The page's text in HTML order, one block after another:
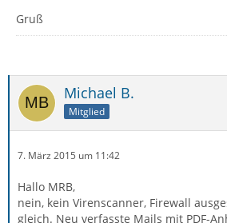
Gruß
Michael B.
Mitglied
7. März 2015 um 11:42
Hallo MRB,
nein, kein Virenscanner, Firewall
gleich. Neu verfasste Mails mit PDF-